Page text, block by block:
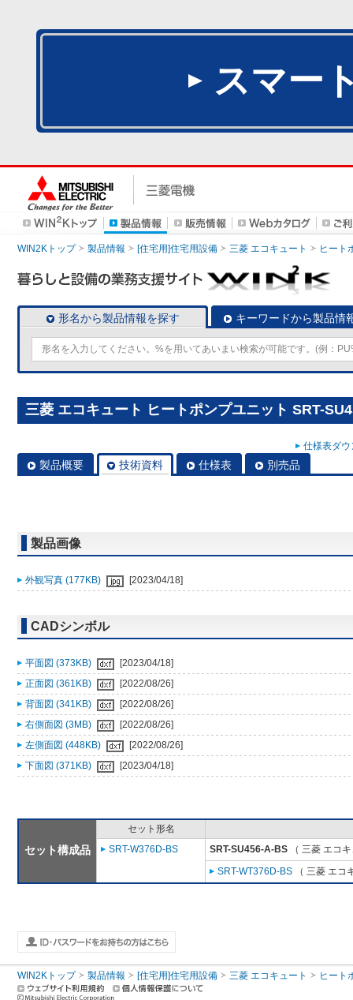
スマー
WIN2Kトップ 製品情報 [住宅用]住宅用設備 三菱 エコキュート ヒート
形名から製品情報を探す キーワードから製品情
三菱 エコキュート ヒートポンプユニット SRT-
仕様表ダ
製品概要 技術資料 仕様表 別売品
製品画像
外観写真 (177KB) [2023/04/18]
CADシンボル
平面図 (373KB)
[2023/04/18]
正面図 (361KB)
[2022/08/26]
背面図 (341KB)
[2022/08/26]
右側面図 (3MB)
[2022/08/26]
左側面図 (448KB)
[2022/08/26]
下面図 (371KB)
[2023/04/18]
セット構成品
セット形名
SRT-W376D-BS
SRT-SU456-A-BS （ 三菱 エコ
SRT-WT376D-BS （ 三菱 エコ
WIN2Kトップ 製品情報 [住宅用]住宅用設備 三菱 エコキュート ヒート